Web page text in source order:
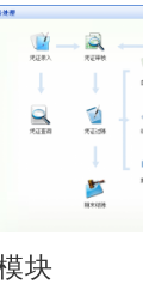
块